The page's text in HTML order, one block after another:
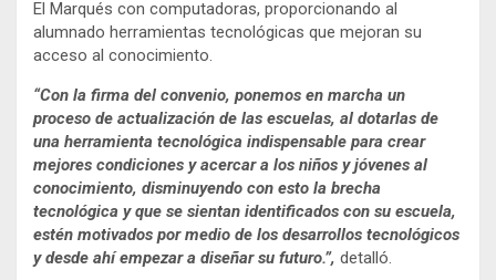
El Marqués con computadoras, proporcionando al
alumnado herramientas tecnológicas que mejoran su
acceso al conocimiento.
“Con la firma del convenio, ponemos en marcha un
proceso de actualización de las escuelas, al dotarlas de
una herramienta tecnológica indispensable para crear
mejores condiciones y acercar a los niños y jóvenes al
conocimiento, disminuyendo con esto la brecha
tecnológica y que se sientan identificados con su escuela,
estén motivados por medio de los desarrollos tecnológicos
y desde ahí empezar a diseñar su futuro.”, detalló.